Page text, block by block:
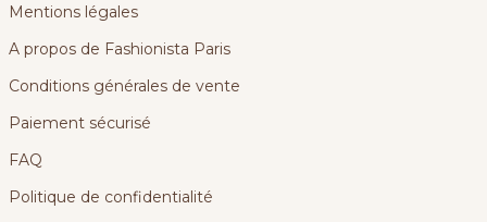
Mentions légales
A propos de Fashionista Paris
Conditions générales de vente
Paiement sécurisé
FAQ
Politique de confidentialité